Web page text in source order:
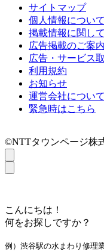
サイトマップ
個人情報について
掲載情報に関して
広告掲載のご案内
広告・サービス
利用規約
お知らせ
運営会社について
緊急時はこちら
©NTTタウンページ株
こんにちは！
何をお探しですか？
例）渋谷駅の水まわり修理